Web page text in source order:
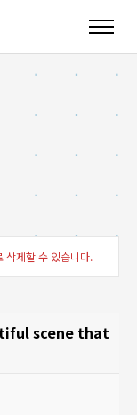
삭제할 수 있습니다.
scene that